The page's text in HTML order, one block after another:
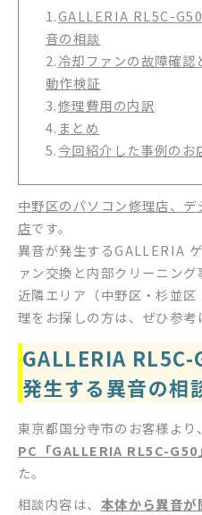
1.GALLERIA RL5C-
音の相談
2.冷却ファンの故障確
動作検証
3.修理費用の内訳
4. まとめ
5.今回紹介した事例のお
中野区のパソコン修理店、
店です。
異音が発生するGALLERIA
ァン交換と内部クリーニング
近隣エリア（中野区・杉並
理をお探しの方は、ぜひ参考
GALLERIA RL5C-
発生する異音の相
東京都国分寺市のお客様より、
PC「GALLERIA RL5C-G50」
た。
相談内容は、 本体から異音が